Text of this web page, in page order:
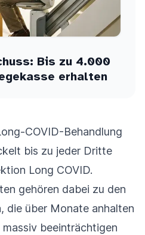
Bis zu 4.000
erhalten
COVID-Behandlung
bis zu jeder Dritte
Long COVID.
gehören dabei zu den
die über Monate anhalten
beeinträchtigen